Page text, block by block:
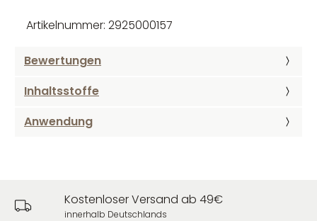
Artikelnummer: 2925000157
Bewertungen
Inhaltsstoffe
Anwendung
Kostenloser Versand ab 49€
innerhalb Deutschlands